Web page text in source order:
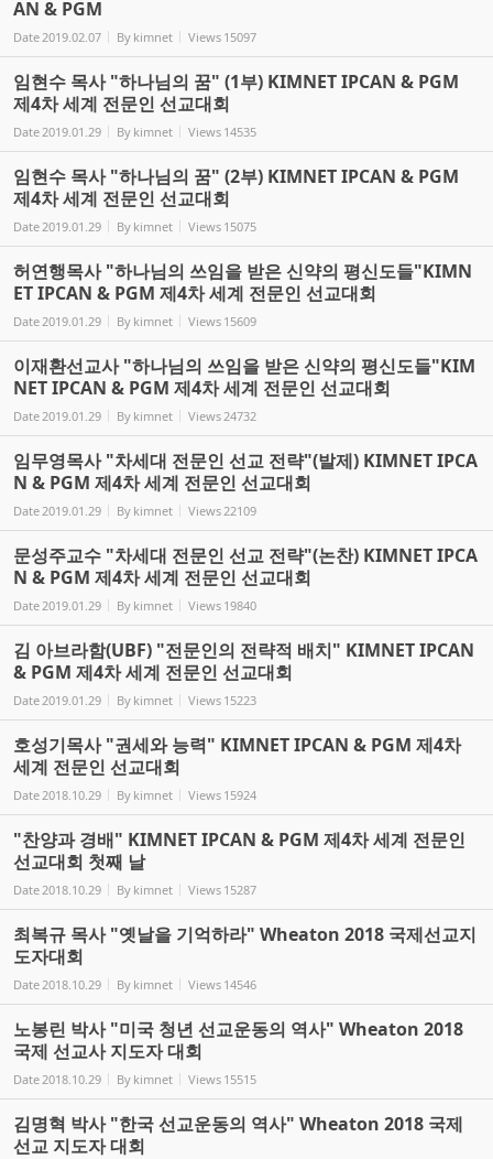
AN & PGM
Date2019.02.07 By kimnet Views 15097
임현수 목사 "하나님의 꿈" (1부) KIMNET IPCAN & PGM
제4차 세계 전문인 선교대회
Date2019.01.29 By kimnet Views 14535
임현수 목사 "하나님의 꿈" (2부) KIMNET IPCAN & PGM
제4차 세계 전문인 선교대회
Date2019.01.29 By kimnet Views 15075
허연행목사 "하나님의 쓰임을 받은 신약의 평신도들"KIMN
ET IPCAN & PGM 제4차 세계 전문인 선교대회
Date2019.01.29 By kimnet Views 15609
이재환선교사 "하나님의 쓰임을 받은 신약의 평신도들"KIM
NET IPCAN & PGM 제4차 세계 전문인 선교대회
Date2019.01.29 By kimnet Views24732
임무영목사 "차세대 전문인 선교 전략"(발제) KIMNET IPCA
N & PGM 제4차 세계 전문인 선교대회
Date2019.01.29 By kimnet Views22109
문성주교수 "차세대 전문인 선교 전략"(논찬) KIMNET IPCA
N & PGM 제4차 세계 전문인 선교대회
Date2019.01.29 By kimnet Views 19840
김 아브라함(UBF) "전문인의 전략적 배치" KIMNET IPCAN
& PGM 제4차 세계 전문인 선교대회
Date2019.01.29 By kimnet Views 15223
호성기목사 "권세와 능력" KIMNET IPCAN & PGM 제4차
세계 전문인 선교대회
Date2018.10.29 By kimnet Views 15924
"찬양과 경배" KIMNET IPCAN & PGM 제4차 세계 전문인
선교대회 첫째 날
Date2018.10.29 By kimnet Views 15287
최복규 목사 "옛날을 기억하라" Wheaton 2018 국제선교지
도자대회
Date2018.10.29 By kimnet Views 14546
노봉린 박사 "미국 청년 선교운동의 역사" Wheaton 2018
국제 선교사 지도자 대회
Date2018.10.29 By kimnet Views 15515
김명혁 박사 "한국 선교운동의 역사" Wheaton 2018 국제
선교 지도자 대회